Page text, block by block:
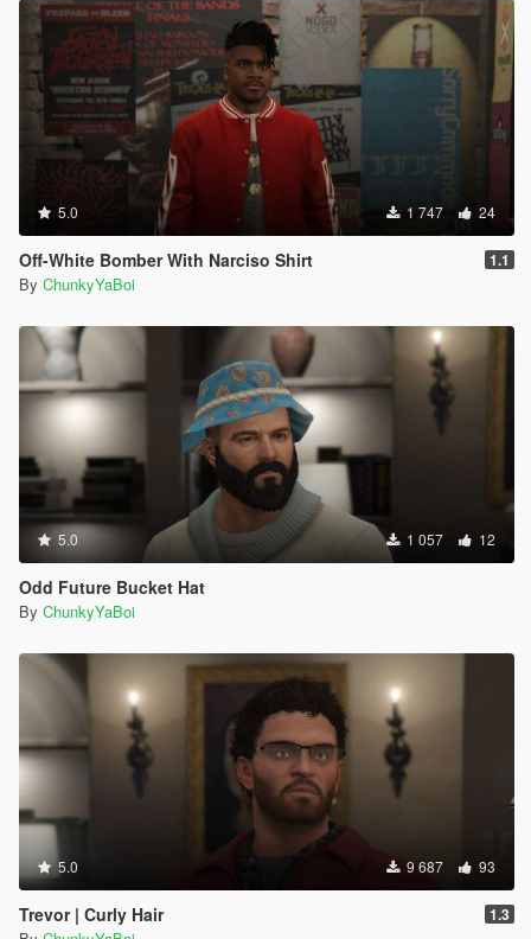
5.0 1 747 24
Off-White Bomber With Narciso Shirt 1.1
By ChunkyYaBoi
5.0 1 057 12
Odd Future Bucket Hat
By ChunkyYaBoi
5.0 9 687 93
Trevor | Curly Hair 1.3